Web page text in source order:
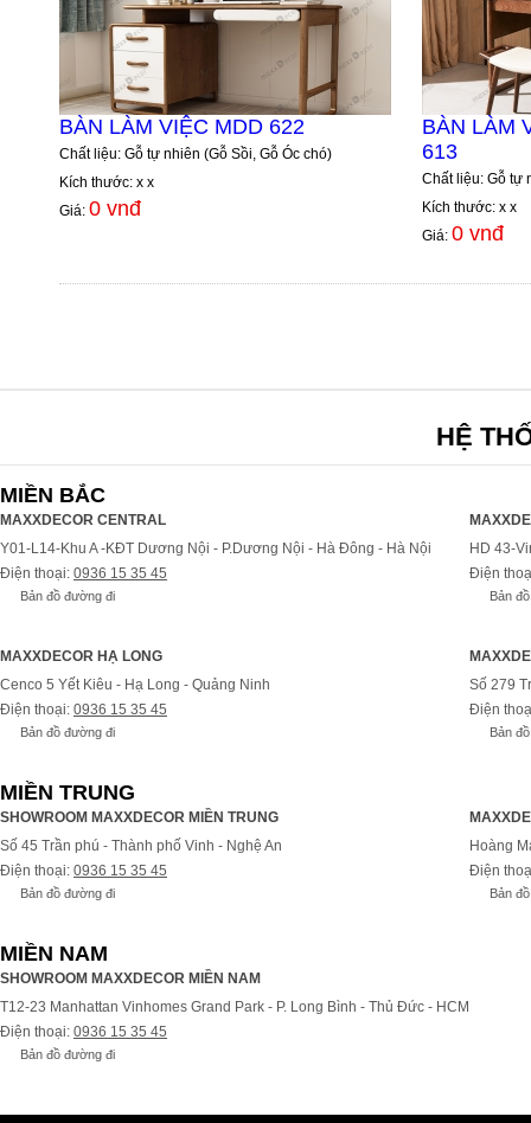
BÀN LÀM VIỆC MDD 622
Chất liệu: Gỗ tự nhiên (Gỗ Sồi, Gỗ Óc chó)
Kích thước: x x
Giá: 0 vnđ
BÀN LÀM
613
Chất liệu: Gỗ tự
Kích thước: x x
Giá: 0 vnđ
HỆ
MIỀN BẮC
MAXXDECOR CENTRAL
Y01-L14-Khu A -KĐT Dương Nội - P.Dương Nội - Hà Đông - Hà Nội
Điện thoại: 0936 15 35 45
Bản đồ đường đi
HD 43-
Điện
Bản
MAXXDECOR HẠ LONG
Cenco 5 Yết Kiêu - Hạ Long - Quảng Ninh
Điện thoại: 0936 15 35 45
Bản đồ đường đi
Số 279
Điện
Bản
MIỀN TRUNG
SHOWROOM MAXXDECOR MIỀN TRUNG
Số 45 Trần phú - Thành phố Vinh - Nghệ An
Điện thoại: 0936 15 35 45
Bản đồ đường đi
Hoàng
Điện
Bản
MIỀN NAM
SHOWROOM MAXXDECOR MIỀN NAM
T12-23 Manhattan Vinhomes Grand Park - P. Long Bình - Thủ Đức - HCM
Điện thoại: 0936 15 35 45
Bản đồ đường đi